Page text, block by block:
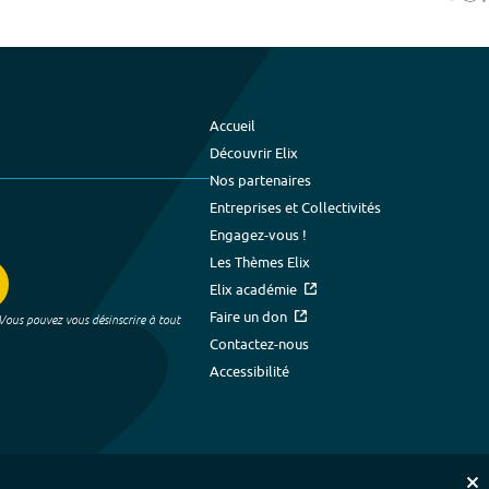
pouvez vous désinscrire à tout
Accueil
Découvrir Elix
Nos partenaires
Entreprises et Collectivités
Engagez-vous !
Les Thèmes Elix
Elix académie
Faire un don
Contactez-nous
Accessibilité